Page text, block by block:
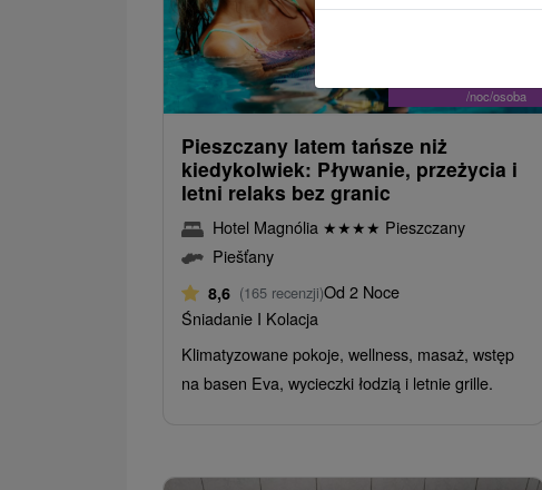
/noc/osoba
Pieszczany latem tańsze niż
kiedykolwiek: Pływanie, przeżycia i
letni relaks bez granic
Hotel Magnólia ★★★★ Pieszczany
Piešťany
8,6 (165 recenzji)Od 2 Noce
Śniadanie I Kolacja
Klimatyzowane pokoje, wellness, masaż, wstęp
na basen Eva, wycieczki łodzią i letnie grille.